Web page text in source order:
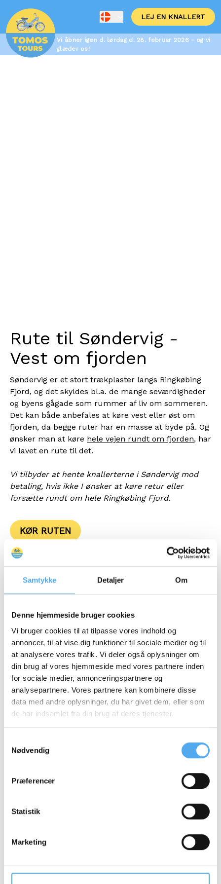
Samtykke Detaljer Om
Denne hjemmeside bruger cookies
Vi bruger cookies til at tilpasse vores indhold og
annoncer, til at vise dig funktioner til sociale medier og til
at analysere vores trafik. Vi deler også oplysninger om
din brug af vores hjemmeside med vores partnere inden
for sociale medier, annonceringspartnere og
analysepartnere. Vores partnere kan kombinere disse
data med andre oplysninger, du har givet dem, eller som
de har indsamlet fra din brug af deres tjenester.
Nødvendig
Præferencer
Statistik
Marketing
LEJ EN KNALLERT
Vi åbner igen d. lørdag d. 28. februar 2026 - og vi
glæder os!
Rute til Søndervig -
Vest om fjorden
Søndervig er et stort trækplaster langs Ringkøbing
Fjord, og det skyldes bl.a. de mange seværdigheder
og byens gågade som rummer af liv om sommeren.
Det kan både anbefales at køre vest eller øst om
fjorden, da begge ruter har en masse at byde på. Og
ønsker man at køre hele vejen rundt om fjorden, har
vi lavet en rute til det.
Vi tilbyder at hente knallerterne i Søndervig mod
betaling, hvis ikke I ønsker at køre retur eller
forsætte rundt om hele Ringkøbing Fjord.
KØR RUTEN
Øst om Fjorden
Ruten her går til Søndervig, men blot øst om fjorden.